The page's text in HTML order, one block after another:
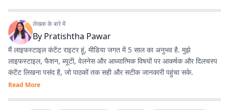
लेखक के बारे में
By Pratishtha Pawar
मैं लाइफस्टाइल कंटेंट राइटर हूं, मीडिया जगत में 5 साल का अनुभव है. मुझे
लाइफस्टाइल, फैशन, ब्यूटी, वेलनेस और आध्यात्मिक विषयों पर आकर्षक और दिलचस्प
कंटेंट लिखना पसंद है, जो पाठकों तक सही और सटीक जानकारी पहुंचा सके.
Read More